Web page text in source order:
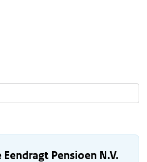
Pensioen N.V.